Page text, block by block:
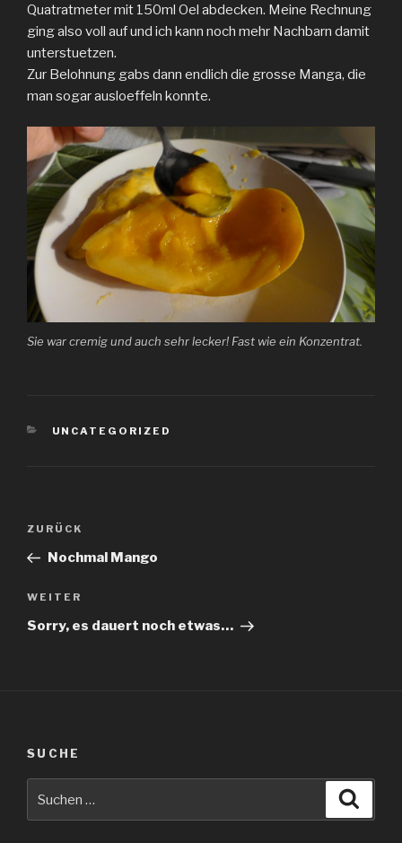
Quatratmeter mit 150ml Oel abdecken. Meine Rechnung
ging also voll auf und ich kann noch mehr Nachbarn damit
unterstuetzen.
Zur Belohnung gabs dann endlich die grosse Manga, die
man sogar ausloeffeln konnte.
Sie war cremig und auch sehr lecker! Fast wie ein Konzentrat.
KATEGORIEN
UNCATEGORIZED
Beitragsnavigation
Vorheriger
Beitrag
ZURÜCK
Nochmal Mango
Nächster
Beitrag
WEITER
Sorry, es dauert noch etwas…
SUCHE